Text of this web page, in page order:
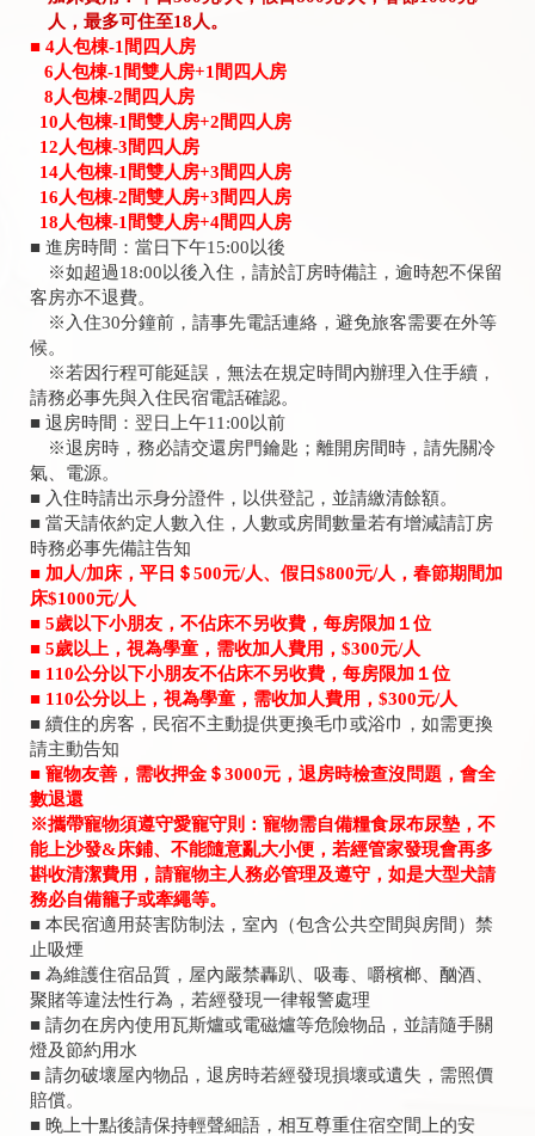
人，最多可住至18人。
■ 4人包棟-1間四人房
6人包棟-1間雙人房+1間四人房
8人包棟-2間四人房
10人包棟-1間雙人房+2間四人房
12人包棟-3間四人房
14人包棟-1間雙人房+3間四人房
16人包棟-2間雙人房+3間四人房
18人包棟-1間雙人房+4間四人房
■ 進房時間：當日下午15:00以後
※如超過18:00以後入住，請於訂房時備註，逾時恕不保留
客房亦不退費。
※入住30分鐘前，請事先電話連絡，避免旅客需要在外等
候。
※若因行程可能延誤，無法在規定時間內辦理入住手續，
請務必事先與入住民宿電話確認。
■ 退房時間：翌日上午11:00以前
※退房時，務必請交還房門鑰匙；離開房間時，請先關冷
氣、電源。
■ 入住時請出示身分證件，以供登記，並請繳清餘額。
■ 當天請依約定人數入住，人數或房間數量若有增減請訂房
時務必事先備註告知
■ 加人/加床，平日＄500元/人、假日$800元/人，春節期間加
床$1000元/人
■ 5歲以下小朋友，不佔床不另收費，每房限加１位
■ 5歲以上，視為學童，需收加人費用，$300元/人
■ 110公分以下小朋友不佔床不另收費，每房限加１位
■ 110公分以上，視為學童，需收加人費用，$300元/人
■ 續住的房客，民宿不主動提供更換毛巾或浴巾，如需更換
請主動告知
■ 寵物友善，需收押金＄3000元，退房時檢查沒問題，會全
數退還
※攜帶寵物須遵守愛寵守則：寵物需自備糧食尿布尿墊，不
能上沙發&床鋪、不能隨意亂大小便，若經管家發現會再多
斟收清潔費用，請寵物主人務必管理及遵守，如是大型犬請
務必自備籠子或牽繩等。
■ 本民宿適用菸害防制法，室內（包含公共空間與房間）禁
止吸煙
■ 為維護住宿品質，屋內嚴禁轟趴、吸毒、嚼檳榔、酗酒、
聚賭等違法性行為，若經發現一律報警處理
■ 請勿在房內使用瓦斯爐或電磁爐等危險物品，並請隨手關
燈及節約用水
■ 請勿破壞屋內物品，退房時若經發現損壞或遺失，需照價
賠償。
■ 晚上十點後請保持輕聲細語，相互尊重住宿空間上的安